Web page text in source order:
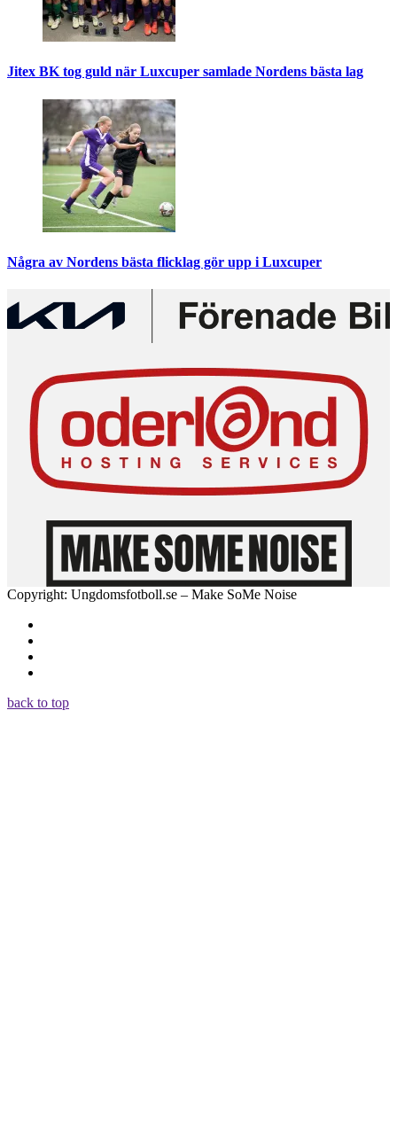
Jitex BK tog guld när Luxcuper samlade Nordens bästa lag
Några av Nordens bästa flicklag gör upp i Luxcuper
Copyright: Ungdomsfotboll.se – Make SoMe Noise
back to top